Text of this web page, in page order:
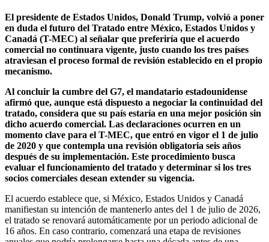
El presidente de Estados Unidos, Donald Trump, volvió a poner
en duda el futuro del Tratado entre México, Estados Unidos y
Canadá (T-MEC) al señalar que preferiría que el acuerdo
comercial no continuara vigente, justo cuando los tres países
atraviesan el proceso formal de revisión establecido en el propio
mecanismo.
Al concluir la cumbre del G7, el mandatario estadounidense
afirmó que, aunque está dispuesto a negociar la continuidad del
tratado, considera que su país estaría en una mejor posición sin
dicho acuerdo comercial. Las declaraciones ocurren en un
momento clave para el T-MEC, que entró en vigor el 1 de julio
de 2020 y que contempla una revisión obligatoria seis años
después de su implementación. Este procedimiento busca
evaluar el funcionamiento del tratado y determinar si los tres
socios comerciales desean extender su vigencia.
El acuerdo establece que, si México, Estados Unidos y Canadá
manifiestan su intención de mantenerlo antes del 1 de julio de 2026,
el tratado se renovará automáticamente por un periodo adicional de
16 años. En caso contrario, comenzará una etapa de revisiones